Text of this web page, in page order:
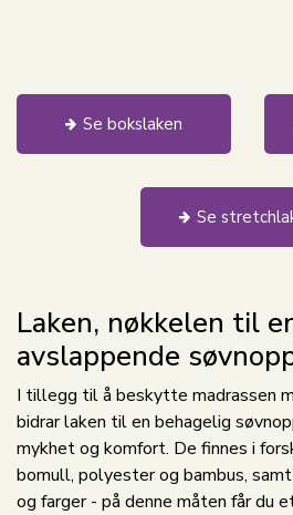
Se bokslaken
Se
Laken, nøkkelen til
avslappende
I tillegg til å beskytte madrassen
bidrar laken til en behagelig
mykhet og komfort. De finnes i
bomull, polyester og bambus,
og farger - på denne måten får du